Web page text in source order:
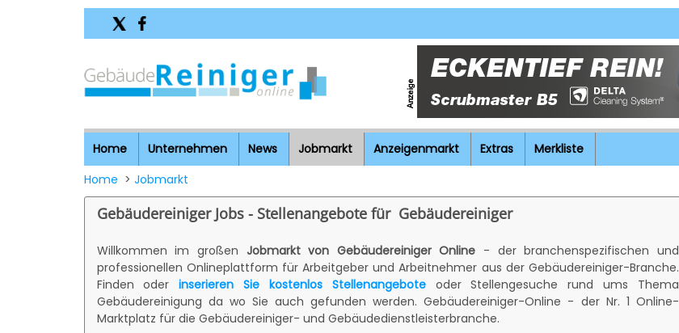
Home Unternehmen News Jobmarkt Anzeigenmarkt Extras
Merkliste
Home > Jobmarkt
Gebäudereiniger Jobs - Stellenangebote für Gebäudereiniger
Willkommen im großen Jobmarkt von Gebäudereiniger Online - der branchenspezifischen und
professionellen Onlineplattform für Arbeitgeber und Arbeitnehmer aus der Gebäudereiniger-Branche.
Finden oderinserieren Sie kostenlos Stellenangeboteoder Stellengesuche rund ums Thema
Gebäudereinigung da wo Sie auch gefunden werden. Gebäudereiniger-Online - der Nr. 1 Online-
Marktplatz für die Gebäudereiniger- und Gebäudedienstleisterbranche.